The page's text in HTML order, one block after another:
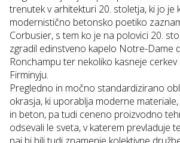
trenutek v arhitekturi 20. stoletja, ki jo je
modernistično betonsko poetiko
Corbusier, s tem ko je na polovici 20.
zgradil edinstveno kapelo Notre-Dame
Ronchampu ter nekoliko kasneje cerkev
Firminyju.
Pregledno in močno standardizirano
okrasja, ki uporablja moderne
in beton, pa tudi ceneno proizvodno
odsevali le sveta, v katerem prevladuje